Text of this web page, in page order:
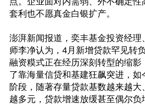
套利也不愿真金白银扩产。
澎湃新闻报道，奕丰基金投资经理
师李净认为，4月新增贷款罕见转
融资糢式正在经历深刻转型的缩影
了靠海量信贷和基建狂飙突进，如
阶段，随著存量贷款基数越来越
越多元，贷款增速放缓甚至偶尔负